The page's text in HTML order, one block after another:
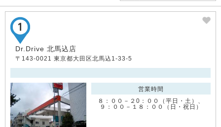
Dr.Drive 北馬込店
〒143-0021 東京都大田区北馬込1-33-5
営業時間
８：００－２0：００（平日・土）、
９：００－１８：００（日・祝日）